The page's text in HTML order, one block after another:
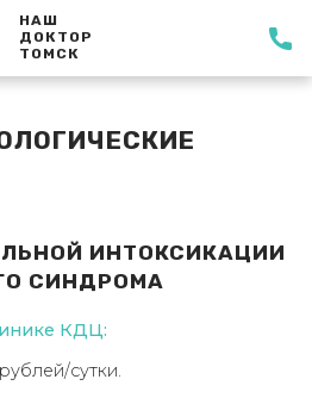
НАШ
ДОКТОР
ТОМСК
ИНТОКСИКАЦИИ
СИНДРОМА
КДЦ:
сутки.